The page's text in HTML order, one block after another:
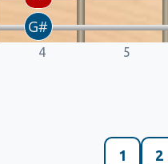
4 5
1 2